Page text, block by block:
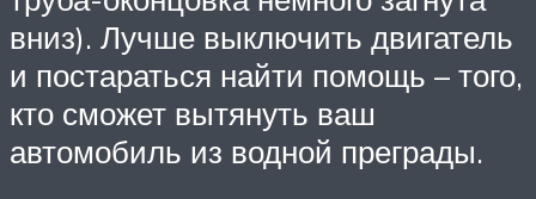
вниз). Лучше выключить двигатель
и постараться найти помощь – того,
кто сможет вытянуть ваш
автомобиль из водной преграды.